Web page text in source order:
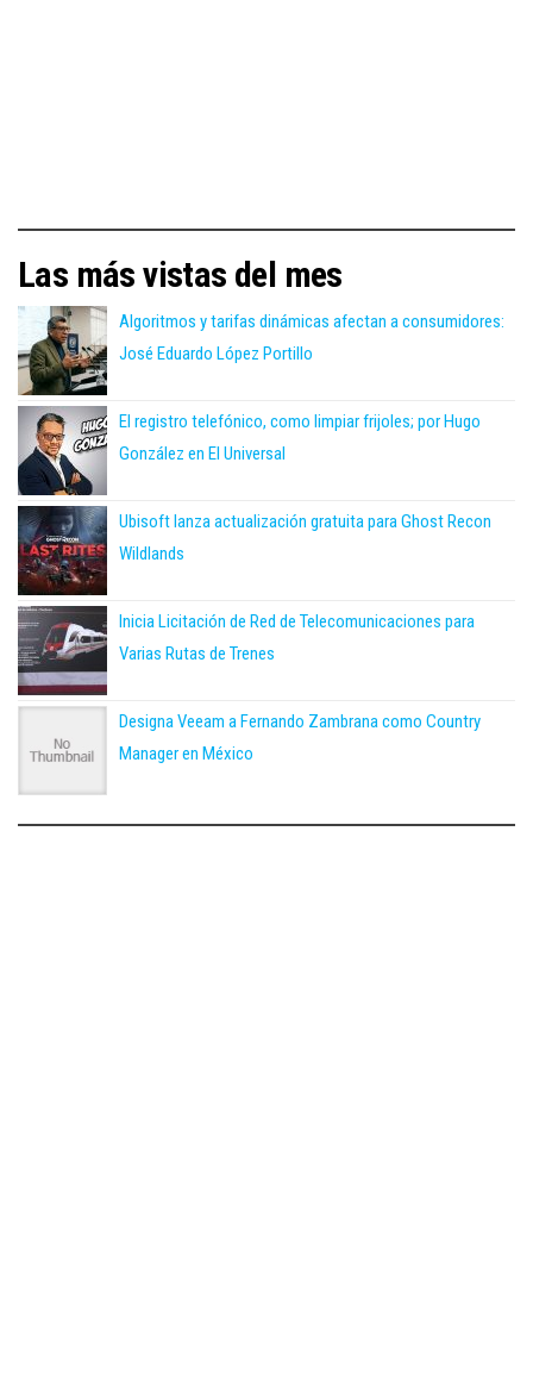
Las más vistas del mes
Algoritmos y tarifas dinámicas afectan a consumidores:
José Eduardo López Portillo
El registro telefónico, como limpiar frijoles; por Hugo
González en El Universal
Ubisoft lanza actualización gratuita para Ghost Recon
Wildlands
Inicia Licitación de Red de Telecomunicaciones para
Varias Rutas de Trenes
Designa Veeam a Fernando Zambrana como Country
Manager en México